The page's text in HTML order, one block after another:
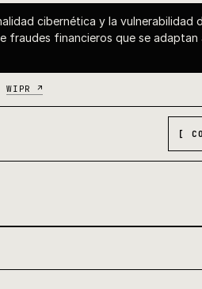
cibernética y la vulnerabilidad
fraudes financieros que se adaptan
WIPR ↗
[